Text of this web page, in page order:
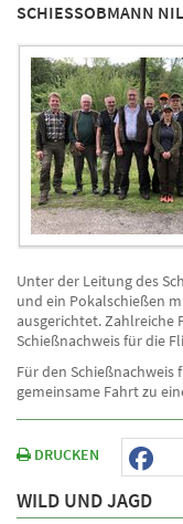
SCHIESSOBMANN
Unter der Leitung des
und ein Pokalschießen
ausgerichtet. Zahlreiche
Schießnachweis für die
Für den
gemeinsame Fahrt zu
DRUCKEN
WILD UND JAGD